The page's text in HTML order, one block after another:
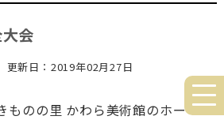
会
更新日：2019年02月27日
ものの里 かわら美術館のホー